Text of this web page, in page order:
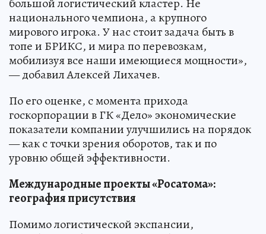
национального чемпиона, а крупного
мирового игрока. У нас стоит задача быть в
топе и БРИКС, и мира по перевозкам,
мобилизуя все наши имеющиеся мощности»,
— добавил Алексей Лихачев.
По его оценке, с момента прихода
госкорпорации в ГК «Дело» экономические
показатели компании улучшились на порядок
— как с точки зрения оборотов, так и по
уровню общей эффективности.
Международные проекты «Росатома»:
география присутствия
Помимо логистической экспансии,